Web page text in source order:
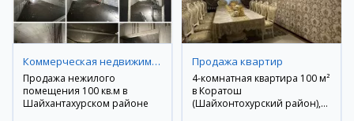
Коммерческая недвижимость
Продажа нежилого
помещения 100 кв.м в
Шайхантахурском районе
Продажа квартир
4-комнатная квартира 100 м²
в Коратош
(Шайхонтохурский район),